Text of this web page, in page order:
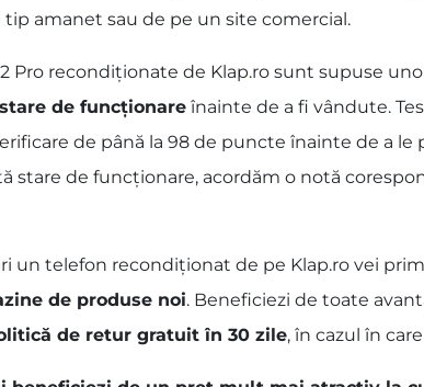
amanet sau de pe un site comercial.
Pro recondiționate de Klap.ro sunt supuse
de funcționare înainte de a fi vândute.
de până la 98 de puncte înainte de a
stare de funcționare, acordăm o notă
un telefon recondiționat de pe Klap.ro vei
de produse noi. Beneficiezi de toate
de retur gratuit în 30 zile, în cazul în